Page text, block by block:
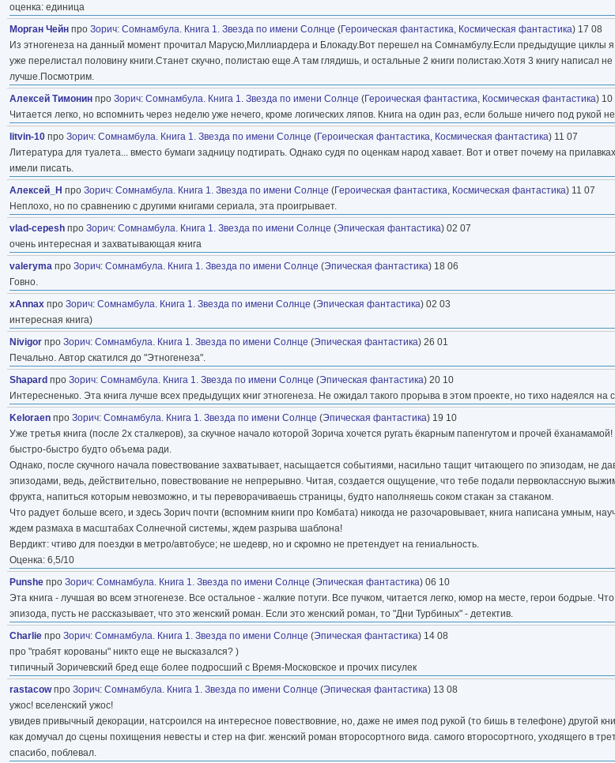
оценка: единица
Морган Чейн про Зорич: Сомнамбула. Книга 1. Звезда по имени Солнце (Героическая фантастика, Космическая фантастика) 17 08
Из этногенеза на данный момент прочитал Марусю,Миллиардера и Блокаду.Вот перешел на Сомнамбулу.Если предыдущие циклы я
уже перелистал половину книги.Станет скучно, полистаю еще.А там глядишь, и остальные 2 книги полистаю.Хотя 3 книгу написал
лучше.Посмотрим.
Алексей Тимонин про Зорич: Сомнамбула. Книга 1. Звезда по имени Солнце (Героическая фантастика, Космическая фантастика) 10
Читается легко, но вспомнить через неделю уже нечего, кроме логических ляпов. Книга на один раз, если больше ничего под рукой
litvin-10 про Зорич: Сомнамбула. Книга 1. Звезда по имени Солнце (Героическая фантастика, Космическая фантастика) 11 07
Литература для туалета... вместо бумаги задницу подтирать. Однако судя по оценкам народ хавает. Вот и ответ почему на
имели писать.
Алексей_Н про Зорич: Сомнамбула. Книга 1. Звезда по имени Солнце (Героическая фантастика, Космическая фантастика) 11 07
Неплохо, но по сравнению с другими книгами сериала, эта проигрывает.
vlad-cepesh про Зорич: Сомнамбула. Книга 1. Звезда по имени Солнце (Эпическая фантастика) 02 07
очень интересная и захватывающая книга
valeryma про Зорич: Сомнамбула. Книга 1. Звезда по имени Солнце (Эпическая фантастика) 18 06
Говно.
xAnnax про Зорич: Сомнамбула. Книга 1. Звезда по имени Солнце (Эпическая фантастика) 02 03
интересная книга)
Nivigor про Зорич: Сомнамбула. Книга 1. Звезда по имени Солнце (Эпическая фантастика) 26 01
Печально. Автор скатился до "Этногенеза".
Shapard про Зорич: Сомнамбула. Книга 1. Звезда по имени Солнце (Эпическая фантастика) 20 10
Интересненько. Эта книга лучше всех предыдущих книг этногенеза. Не ожидал такого прорыва в этом проекте, но тихо надеялся на
Keloraen про Зорич: Сомнамбула. Книга 1. Звезда по имени Солнце (Эпическая фантастика) 19 10
Уже третья книга (после 2х сталкеров), за скучное начало которой Зорича хочется ругать ёкарным папенгутом и прочей
быстро-быстро будто объема ради.
Однако, после скучного начала повествование захватывает, насыщается событиями, насильно тащит читающего по эпизодам, не
эпизодами, ведь, действительно, повествование не непрерывно. Читая, создается ощущение, что тебе подали первоклассную
фрукта, напиться которым невозможно, и ты переворачиваешь страницы, будто наполняешь соком стакан за стаканом.
Что радует больше всего, и здесь Зорич почти (вспомним книги про Комбата) никогда не разочаровывает, книга написана умным,
ждем размаха в масштабах Солнечной системы, ждем разрыва шаблона!
Вердикт: чтиво для поездки в метро/автобусе; не шедевр, но и скромно не претендует на гениальность.
Оценка: 6,5/10
Punshe про Зорич: Сомнамбула. Книга 1. Звезда по имени Солнце (Эпическая фантастика) 06 10
Эта книга - лучшая во всем этногенезе. Все остальное - жалкие потуги. Все пучком, читается легко, юмор на месте, герои бодрые.
эпизода, пусть не рассказывает, что это женский роман. Если это женский роман, то "Дни Турбиных" - детектив.
Charlie про Зорич: Сомнамбула. Книга 1. Звезда по имени Солнце (Эпическая фантастика) 14 08
про "грабят корованы" никто еще не высказался? )
типичный Зоричевский бред еще более подросший с Время-Московское и прочих писулек
rastacowпро Зорич: Сомнамбула. Книга 1. Звезда по имени Солнце (Эпическая фантастика) 13 08
ужос! вселенский ужос!
увидев привычный декорации, натсроился на интересное повествовние, но, даже не имея под рукой (то бишь в телефоне) другой
как домучал до сцены похищения невесты и стер на фиг. женский роман второсортного вида. самого второсортного, уходящего в
спасибо, поблевал.